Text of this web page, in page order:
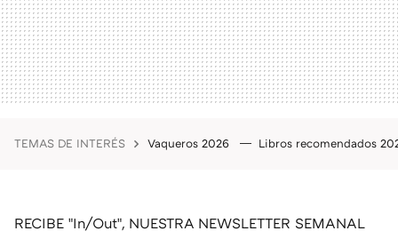
TEMAS DE INTERÉS Vaqueros 2026 Libros recomendados
RECIBE "In/Out", NUESTRA NEWSLETTER SEMANAL